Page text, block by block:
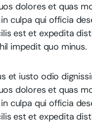
dolores et quas
culpa qui officia
est et expedita
impedit quo minus.
et iusto odio
dolores et quas
culpa qui officia
est et expedita